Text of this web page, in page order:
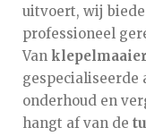
uitvoert, wij
professioneel
Van
gespecialiseerde
onderhoud en
hangt af van de